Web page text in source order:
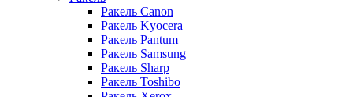
Ракель Canon
Ракель Kyocera
Ракель Pantum
Ракель Samsung
Ракель Sharp
Ракель Toshibo